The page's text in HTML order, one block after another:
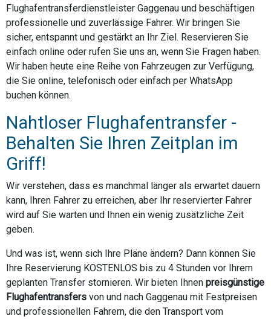
Flughafentransferdienstleister Gaggenau und beschäftigen
professionelle und zuverlässige Fahrer. Wir bringen Sie
sicher, entspannt und gestärkt an Ihr Ziel. Reservieren Sie
einfach online oder rufen Sie uns an, wenn Sie Fragen haben.
Wir haben heute eine Reihe von Fahrzeugen zur Verfügung,
die Sie online, telefonisch oder einfach per WhatsApp
buchen können.
Nahtloser Flughafentransfer -
Behalten Sie Ihren Zeitplan im
Griff!
Wir verstehen, dass es manchmal länger als erwartet dauern
kann, Ihren Fahrer zu erreichen, aber Ihr reservierter Fahrer
wird auf Sie warten und Ihnen ein wenig zusätzliche Zeit
geben.
Und was ist, wenn sich Ihre Pläne ändern? Dann können Sie
Ihre Reservierung KOSTENLOS bis zu 4 Stunden vor Ihrem
geplanten Transfer stornieren. Wir bieten Ihnen preisgünstige
Flughafentransfers von und nach Gaggenau mit Festpreisen
und professionellen Fahrern, die den Transport vom